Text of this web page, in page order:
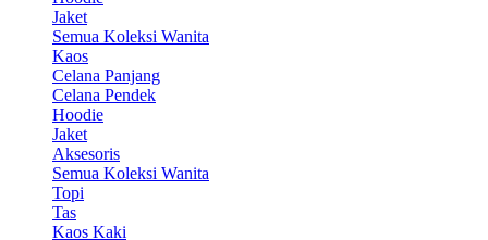
Jaket
Semua Koleksi Wanita
Kaos
Celana Panjang
Celana Pendek
Hoodie
Jaket
Aksesoris
Semua Koleksi Wanita
Topi
Tas
Kaos Kaki